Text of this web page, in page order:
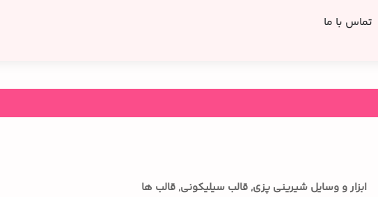
تماس با ما
ابزار و وسایل شیرینی پزی, قالب سیلیکونی, قالب ها